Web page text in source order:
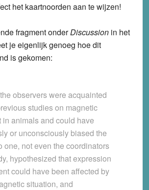
het kaartnoorden aan te wijzen!
fragment onderDiscussionin het
je eigenlijk genoeg hoe dit
is gekomen:
observers were acquainted
studies on magnetic
in animals and could have
or unconsciously biased the
one, not even the coordinators
hypothesized that expression
could have been affected by
situation, and